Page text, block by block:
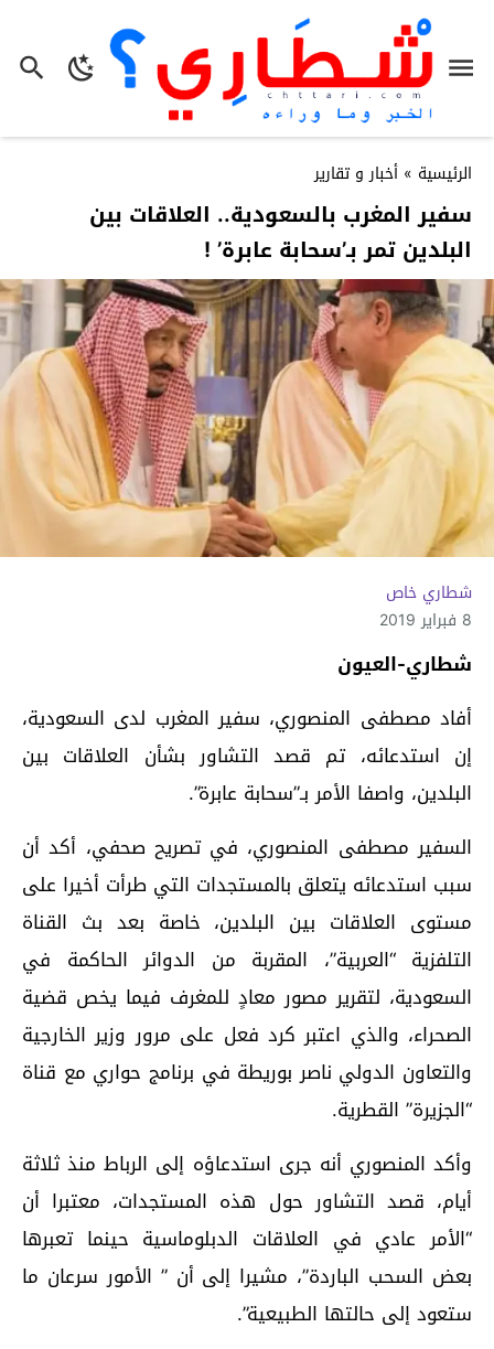
الرئيسية » أخبار و تقارير
سفير المغرب بالسعودية.. العلاقات بين
البلدين تمر بـ’سحابة عابرة’ !
شطاري خاص
8 فبراير 2019
شطاري-العيون
أفاد مصطفى المنصوري، سفير المغرب لدى السعودية،
إن استدعائه، تم قصد التشاور بشأن العلاقات بين
البلدين، واصفا الأمر بـ”سحابة عابرة”.
السفير مصطفى المنصوري، في تصريح صحفي، أكد أن
سبب استدعائه يتعلق بالمستجدات التي طرأت أخيرا على
مستوى العلاقات بين البلدين، خاصة بعد بث القناة
التلفزية “العربية”، المقربة من الدوائر الحاكمة في
السعودية، لتقرير مصور معادٍ للمغرف فيما يخص قضية
الصحراء، والذي اعتبر كرد فعل على مرور وزير الخارجية
والتعاون الدولي ناصر بوريطة في برنامج حواري مع قناة
“الجزيرة” القطرية.
وأكد المنصوري أنه جرى استدعاؤه إلى الرباط منذ ثلاثة
أيام، قصد التشاور حول هذه المستجدات، معتبرا أن
“الأمر عادي في العلاقات الدبلوماسية حينما تعبرها
بعض السحب الباردة”، مشيرا إلى أن ” الأمور سرعان ما
ستعود إلى حالتها الطبيعية”.